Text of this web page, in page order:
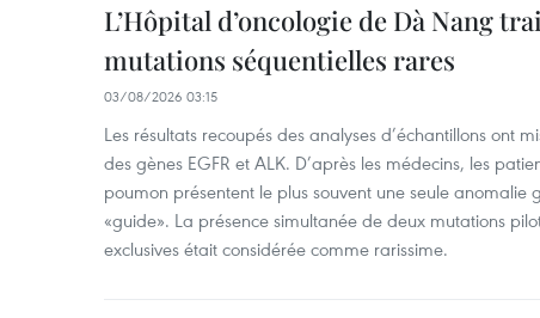
L’Hôpital d’oncologie de Dà Nang
mutations séquentielles rares
03/08/2026 03:15
Les résultats recoupés des analyses d’échantillons ont
des gènes EGFR et ALK. D’après les médecins, les
poumon présentent le plus souvent une seule anomalie
«guide». La présence simultanée de deux mutations
exclusives était considérée comme rarissime.